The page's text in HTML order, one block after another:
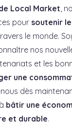
Local Market ,
pour soutenir
le monde.
nos
et les
une
dès
bâtir une
et durable.